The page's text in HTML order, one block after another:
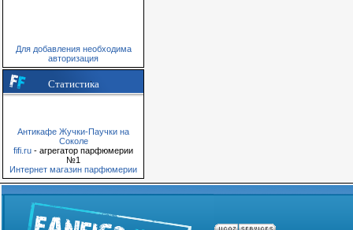
Для добавления необходима
авторизация
Статистика
Антикафе Жучки-Паучки на
Соколе
fifi.ru - агрегатор парфюмерии
№1
Интернет магазин парфюмерии